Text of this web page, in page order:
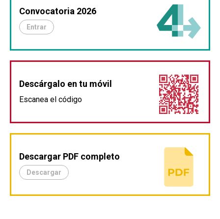
Convocatoria 2026
Entrar
Descárgalo en tu móvil
Escanea el código
Descargar PDF completo
Descargar